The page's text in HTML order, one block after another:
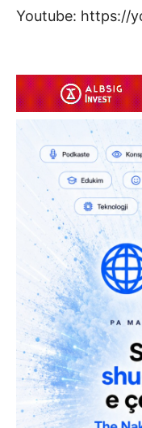
Youtube: https://